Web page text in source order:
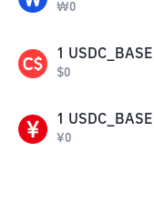
₩0
1 USDC_BASE
$0
1 USDC_BASE
¥0